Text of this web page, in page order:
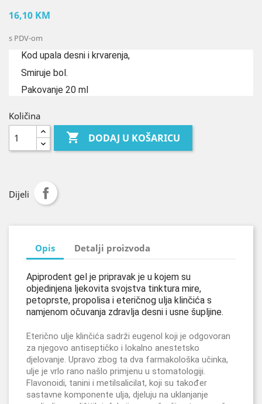
16,10 KM
s PDV-om
Kod upala desni i krvarenja,
Smiruje bol.
Pakovanje 20 ml
Količina
 DODAJ U KOŠARICU
Dijeli
Opis Detalji proizvoda
Apiprodent gel je pripravak je u kojem su
objedinjena ljekovita svojstva tinktura mire,
petoprste, propolisa i eteričnog ulja klinčića s
namjenom očuvanja zdravlja desni i usne šupljine.
Eterično ulje klinčića sadrži eugenol koji je odgovoran
za njegovo antiseptičko i lokalno anestetsko
djelovanje. Upravo zbog ta dva farmakološka učinka,
ulje je vrlo rano našlo primjenu u stomatologiji.
Flavonoidi, tanini i metilsalicilat, koji su također
sastavne komponente ulja, djeluju na uklanjanje